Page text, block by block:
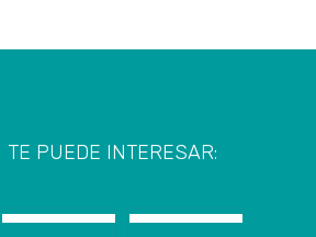
TE PUEDE INTERESAR: